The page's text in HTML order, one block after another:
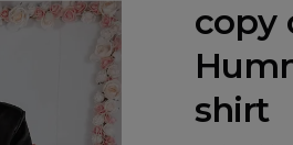
copy
shirt